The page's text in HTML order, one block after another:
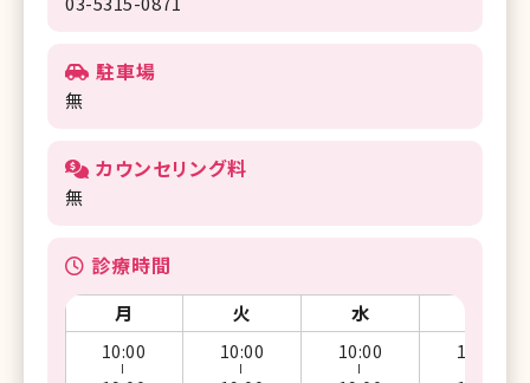
駐車場
無
カウンセリング料
無
診療時間
月 火 水
10:00 10:00 10:00 10:00